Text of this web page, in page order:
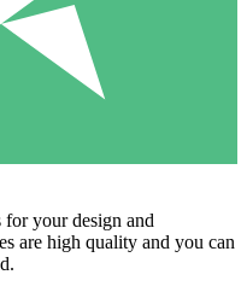
for your design and
are high quality and you can